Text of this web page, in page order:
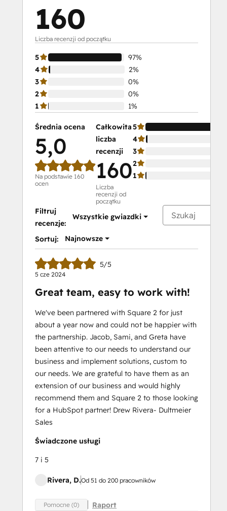
160
Liczba recenzji od początku
5
97%
4
2%
3
0%
2
0%
1
1%
Średnia ocena
5,0
Na podstawie 160
ocen
Całkowita
liczba
recenzji
160
Liczba
recenzji od
początku
5
4
3
2
1
Filtruj
recenzje:
Wszystkie gwiazdki
Sortuj: Najnowsze
5/5
5 cze 2024
Great team, easy to work with!
We've been partnered with Square 2 for just
about a year now and could not be happier with
the partnership. Jacob, Sami, and Greta have
been attentive to our needs to understand our
business and implement solutions, custom to
our needs. We are grateful to have them as an
extension of our business and would highly
recommend them and Square 2 to those looking
for a HubSpot partner! Drew Rivera- Dultmeier
Sales
Świadczone usługi
7 i 5
Rivera, D.Od 51 do 200 pracowników
Pomocne (0) Raport